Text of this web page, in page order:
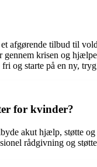
afgørende tilbud til
gennem krisen og
og starte på en ny,
for kvinder?
akut hjælp, støtte
rådgivning og